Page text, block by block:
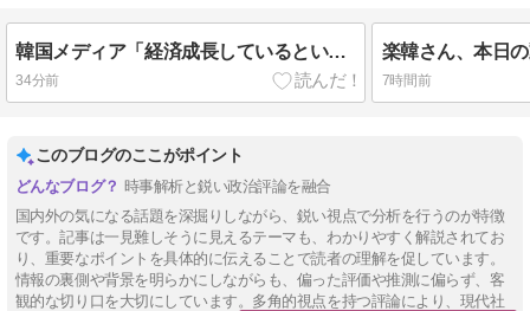
韓国メディア「経済成長しているといっても中味はメモリ価格だけ。雇用増加見通しが半減してしまった」……韓国の内需不況は根強い状況っすね
34分前 7時間前
このブログのここがポイント
時事解析と鋭い政治評論を融合
国内外の気になる話題を深掘りしながら、鋭い視点で分析を行うのが特徴
です。記事は一見難しそうに見えるテーマも、わかりやすく解説されてお
り、重要なポイントを具体的に伝えることで読者の理解を促しています。
情報の裏側や背景を明らかにしながらも、偏った評価や推測に偏らず、客
観的な切り口を大切にしています。多角的視点を持つ評論により、現代社